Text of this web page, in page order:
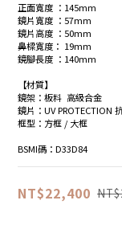
正面寬度 ：145mm
鏡片寬度 ：57mm
鏡片高度 ：50mm
鼻樑寬度： 19mm
鏡腳長度 ：140mm
【材質】
鏡架：板料  高級合金
鏡片：UV PROTECTION
框型：方框 / 大框
BSMI碼：D33D84
NT$22,400